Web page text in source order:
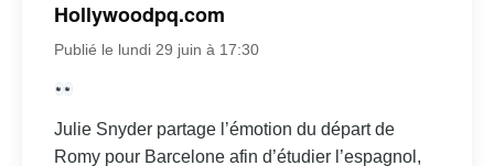
Hollywoodpq.com
Publié le lundi 29 juin à 17:30
Julie Snyder partage l’émotion du départ de
Romy pour Barcelone afin d’étudier l’espagnol,